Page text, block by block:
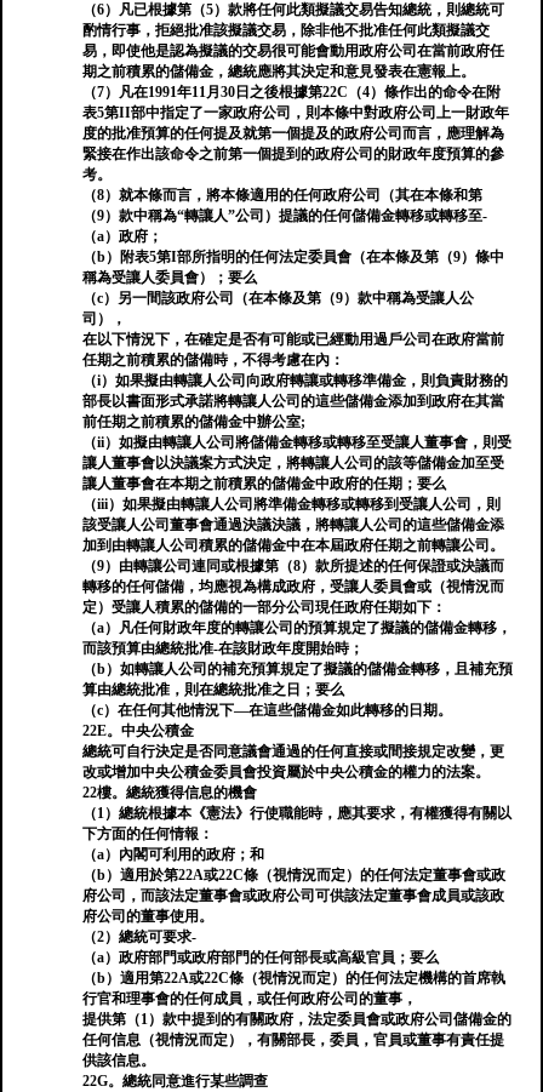
（6）凡已根據第（5）款將任何此類擬議交易告知總統，則總統可
酌情行事，拒絕批准該擬議交易，除非他不批准任何此類擬議交
易，即使他是認為擬議的交易很可能會動用政府公司在當前政府任
期之前積累的儲備金，總統應將其決定和意見發表在憲報上。
（7）凡在1991年11月30日之後根據第22C（4）條作出的命令在附
表5第II部中指定了一家政府公司，則本條中對政府公司上一財政年
度的批准預算的任何提及就第一個提及的政府公司而言，應理解為
緊接在作出該命令之前第一個提到的政府公司的財政年度預算的參
考。
（8）就本條而言，將本條適用的任何政府公司（其在本條和第
（9）款中稱為“轉讓人”公司）提議的任何儲備金轉移或轉移至-
（a）政府；
（b）附表5第I部所指明的任何法定委員會（在本條及第（9）條中
稱為受讓人委員會）；要么
（c）另一間該政府公司（在本條及第（9）款中稱為受讓人公
司），
在以下情況下，在確定是否有可能或已經動用過戶公司在政府當前
任期之前積累的儲備時，不得考慮在內：
（i）如果擬由轉讓人公司向政府轉讓或轉移準備金，則負責財務的
部長以書面形式承諾將轉讓人公司的這些儲備金添加到政府在其當
前任期之前積累的儲備金中辦公室;
（ii）如擬由轉讓人公司將儲備金轉移或轉移至受讓人董事會，則受
讓人董事會以決議案方式決定，將轉讓人公司的該等儲備金加至受
讓人董事會在本期之前積累的儲備金中政府的任期；要么
（iii）如果擬由轉讓人公司將準備金轉移或轉移到受讓人公司，則
該受讓人公司董事會通過決議決議，將轉讓人公司的這些儲備金添
加到由轉讓人公司積累的儲備金中在本屆政府任期之前轉讓公司。
（9）由轉讓公司連同或根據第（8）款所提述的任何保證或決議而
轉移的任何儲備，均應視為構成政府，受讓人委員會或（視情況而
定）受讓人積累的儲備的一部分公司現任政府任期如下：
（a）凡任何財政年度的轉讓公司的預算規定了擬議的儲備金轉移，
而該預算由總統批准-在該財政年度開始時；
（b）如轉讓人公司的補充預算規定了擬議的儲備金轉移，且補充預
算由總統批准，則在總統批准之日；要么
（c）在任何其他情況下—在這些儲備金如此轉移的日期。
22E。中央公積金
總統可自行決定是否同意議會通過的任何直接或間接規定改變，更
改或增加中央公積金委員會投資屬於中央公積金的權力的法案。
22樓。總統獲得信息的機會
（1）總統根據本《憲法》行使職能時，應其要求，有權獲得有關以
下方面的任何情報：
（a）內閣可利用的政府；和
（b）適用於第22A或22C條（視情況而定）的任何法定董事會或政
府公司，而該法定董事會或政府公司可供該法定董事會成員或該政
府公司的董事使用。
（2）總統可要求-
（a）政府部門或政府部門的任何部長或高級官員；要么
（b）適用第22A或22C條（視情況而定）的任何法定機構的首席執
行官和理事會的任何成員，或任何政府公司的董事，
提供第（1）款中提到的有關政府，法定委員會或政府公司儲備金的
任何信息（視情況而定），有關部長，委員，官員或董事有責任提
供該信息。
22G。總統同意進行某些調查